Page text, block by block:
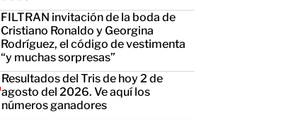
FILTRAN invitación de la boda de
Cristiano Ronaldo y Georgina
Rodríguez, el código de vestimenta
“y muchas sorpresas”
Resultados del Tris de hoy 2 de
agosto del 2026. Ve aquí los
números ganadores